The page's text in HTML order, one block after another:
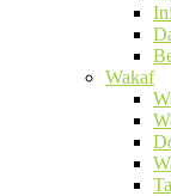
Wakaf